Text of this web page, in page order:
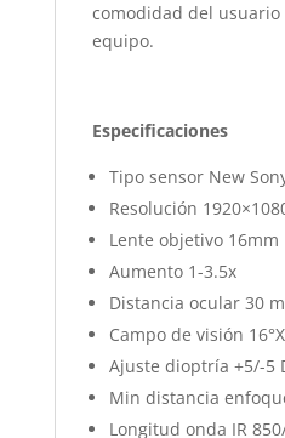
comodidad del
equipo.
Especificaciones
Tipo sensor New
Resolución
Lente objetivo 16mm
Aumento 1-3.5x
Distancia ocular 30
Campo de visión
Ajuste dioptría +5/-5
Min distancia
Longitud onda IR